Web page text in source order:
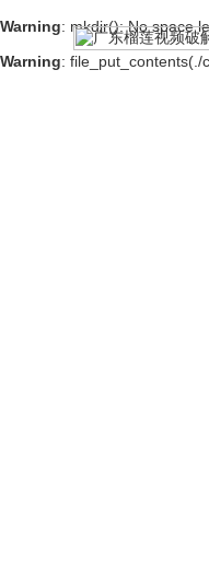
Warning: mkdir(): No space
Warning: file_put_contents(./